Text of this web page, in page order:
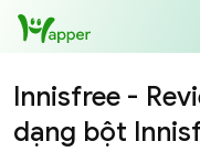
Innisfree -
dạng bột